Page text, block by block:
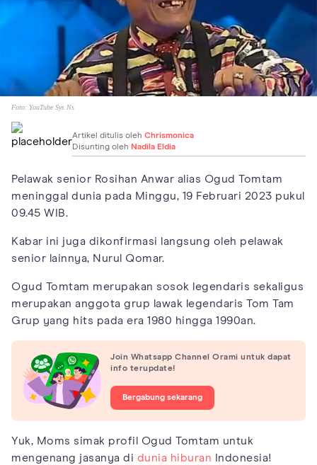
Foto: YouTube Sys Ns
Artikel ditulis oleh Chrismonica
Disunting oleh Nadila Eldia
Pelawak senior Rosihan Anwar alias Ogud Tomtam
meninggal dunia pada Minggu, 19 Februari 2023 pukul
09.45 WIB.
Kabar ini juga dikonfirmasi langsung oleh pelawak
senior lainnya, Nurul Qomar.
Ogud Tomtam merupakan sosok legendaris sekaligus
merupakan anggota grup lawak legendaris Tom Tam
Grup yang hits pada era 1980 hingga 1990an.
Join Whatsapp Channel Orami untuk dapat
info terupdate!
Bergabung sekarang
Yuk, Moms simak profil Ogud Tomtam untuk
mengenang jasanya di dunia hiburan Indonesia!